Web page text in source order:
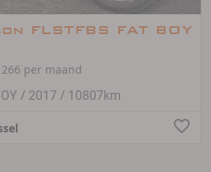
FLSTFBS FAT BOY
per maand
/ 2017 / 10807km